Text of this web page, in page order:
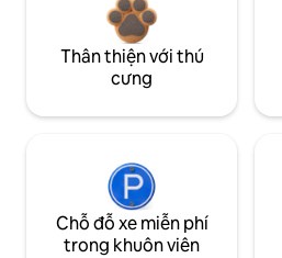
Thân thiện với thú
cưng
Chỗ đỗ xe miễn phí
trong khuôn viên